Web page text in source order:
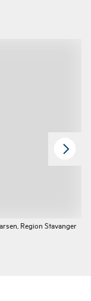
Region Stavanger